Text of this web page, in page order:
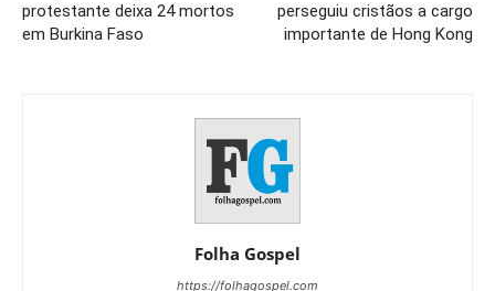
protestante deixa 24 mortos
em Burkina Faso
perseguiu cristãos a cargo
importante de Hong Kong
Folha Gospel
https://folhagospel.com